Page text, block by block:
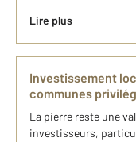
Lire plus
Investissement
communes
La pierre reste une
investisseurs,